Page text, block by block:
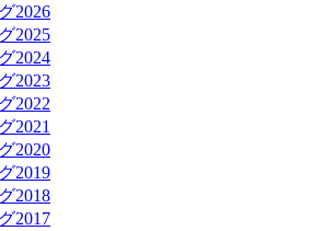
2026
2025
2024
2023
2022
2021
2020
2019
2018
2017